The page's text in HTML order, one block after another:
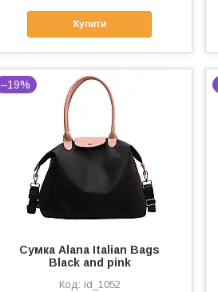
Купити
–19%
Сумка Alana Italian Bags
Black and pink
id_1052